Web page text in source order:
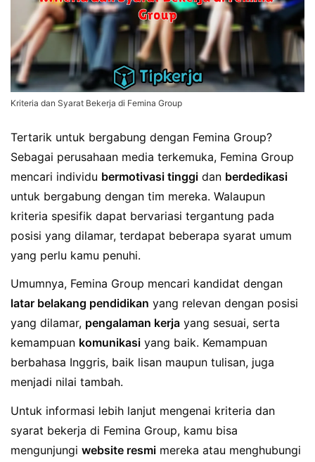
Kriteria dan Syarat Bekerja di Femina Group
Tertarik untuk bergabung dengan Femina Group?
Sebagai perusahaan media terkemuka, Femina Group
mencari individu bermotivasi tinggi dan berdedikasi
untuk bergabung dengan tim mereka. Walaupun
kriteria spesifik dapat bervariasi tergantung pada
posisi yang dilamar, terdapat beberapa syarat umum
yang perlu kamu penuhi.
Umumnya, Femina Group mencari kandidat dengan
latar belakang pendidikan yang relevan dengan posisi
yang dilamar, pengalaman kerja yang sesuai, serta
kemampuan komunikasi yang baik. Kemampuan
berbahasa Inggris, baik lisan maupun tulisan, juga
menjadi nilai tambah.
Untuk informasi lebih lanjut mengenai kriteria dan
syarat bekerja di Femina Group, kamu bisa
mengunjungi website resmi mereka atau menghubungi